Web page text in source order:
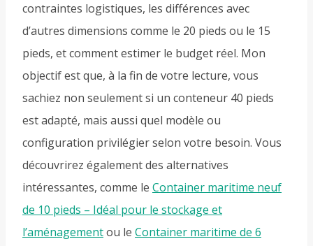
contraintes logistiques, les différences avec
d’autres dimensions comme le 20 pieds ou le 15
pieds, et comment estimer le budget réel. Mon
objectif est que, à la fin de votre lecture, vous
sachiez non seulement si un conteneur 40 pieds
est adapté, mais aussi quel modèle ou
configuration privilégier selon votre besoin. Vous
découvrirez également des alternatives
intéressantes, comme le Container maritime neuf
de 10 pieds – Idéal pour le stockage et
l’aménagementou le Container maritime de 6